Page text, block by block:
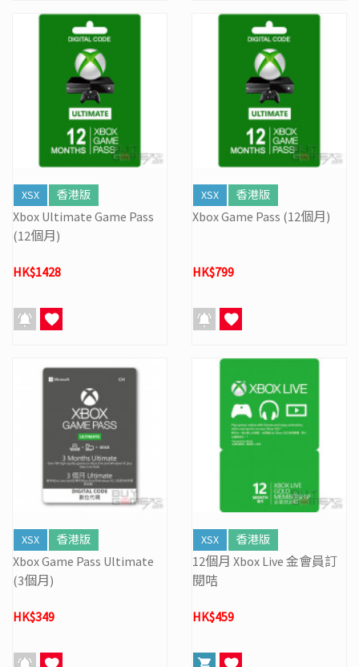
XSX 香港版
Xbox Ultimate Game Pass
(12個月)
HK$1428
XSX 香港版
Xbox Game Pass (12個月)
HK$799
XSX 香港版
Xbox Game Pass Ultimate
(3個月)
HK$349
XSX 香港版
12個月 Xbox Live 金會員訂
閱咭
HK$459